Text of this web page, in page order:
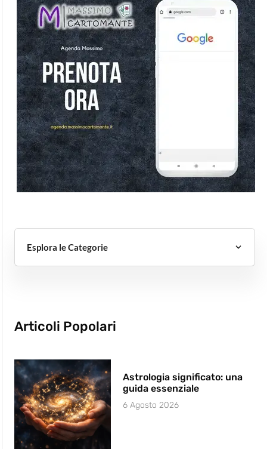
Esplora le Categorie
Articoli Popolari
Astrologia significato: una
guida essenziale
6 Agosto 2026